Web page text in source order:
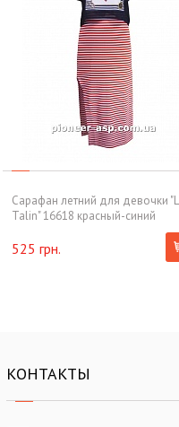
Сарафан летний для девочки
Talin" 16618 красный-синий
525 грн.
КОНТАКТЫ